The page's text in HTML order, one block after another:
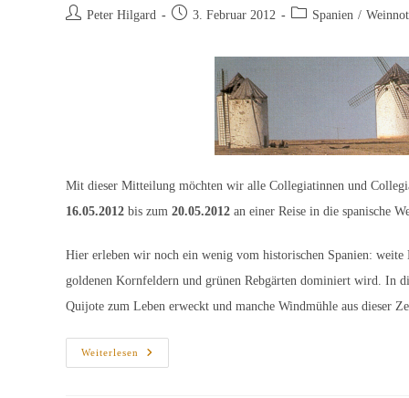
Beitrags-Peter Hilgard
Beitrag3. Februar 2012
Beitrags-
Spanien /
Mit dieser Mitteilung möchten wir alle Collegiatinnen und
16.05.2012 bis zum 20.05.2012 an einer Reise in die spanische
Hier erleben wir noch ein wenig vom historischen Spanien:
goldenen Kornfeldern und grünen Rebgärten dominiert wird. In
Quijote zum Leben erweckt und manche Windmühle aus dieser
Weiterlesen
Studienfahrt
In